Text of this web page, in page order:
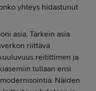
yhteys hidastunut
asia. Tärkein asia
riittävä
reitittimen ja
tullaan ensi
Näiden